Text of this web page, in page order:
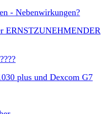
- Nebenwirkungen?
ERNSTZUNEHMENDER
plus und Dexcom G7